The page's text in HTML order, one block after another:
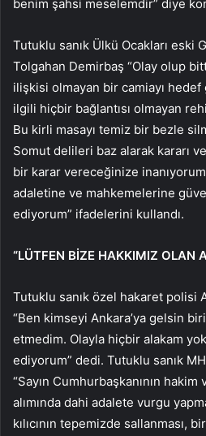
benim şahsi meselemdir” diye
Tutuklu sanık Ülkü Ocakları eski
Tolgahan Demirbaş “Olay olup
ilişkisi olmayan bir camiayı
ilgili hiçbir bağlantısı olmayan
Bu kirli masayı temiz bir bezle
Somut delileri baz alarak kararı
bir karar vereceğinize
adaletine ve mahkemelerine
ediyorum” ifadelerini kullandı.
“LÜTFEN BİZE HAKKIMIZ OLAN
Tutuklu sanık özel hakaret polisi
“Ben kimseyi Ankara’ya gelsin
etmedim. Olayla hiçbir alakam
ediyorum” dedi. Tutuklu sanık
“Sayın Cumhurbaşkanının hakim
alımında dahi adalete vurgu
kılıcının tepemizde sallanması,